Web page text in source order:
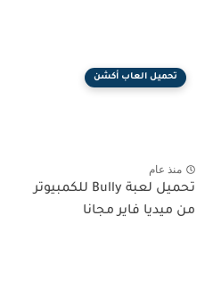
تحميل العاب أكشن
منذ عام
تحميل لعبة Bully للكمبيوتر
من ميديا فاير مجانا